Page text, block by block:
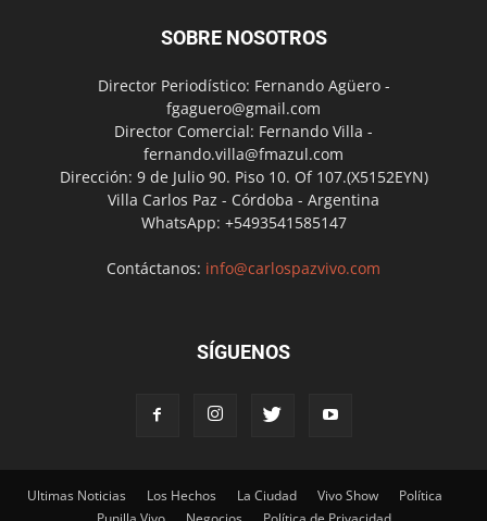
SOBRE NOSOTROS
Director Periodístico: Fernando Agüero -
fgaguero@gmail.com
Director Comercial: Fernando Villa -
fernando.villa@fmazul.com
Dirección: 9 de Julio 90. Piso 10. Of 107.(X5152EYN)
Villa Carlos Paz - Córdoba - Argentina
WhatsApp: +5493541585147
Contáctanos: info@carlospazvivo.com
SÍGUENOS
Ultimas Noticias Los Hechos La Ciudad Vivo Show
Política